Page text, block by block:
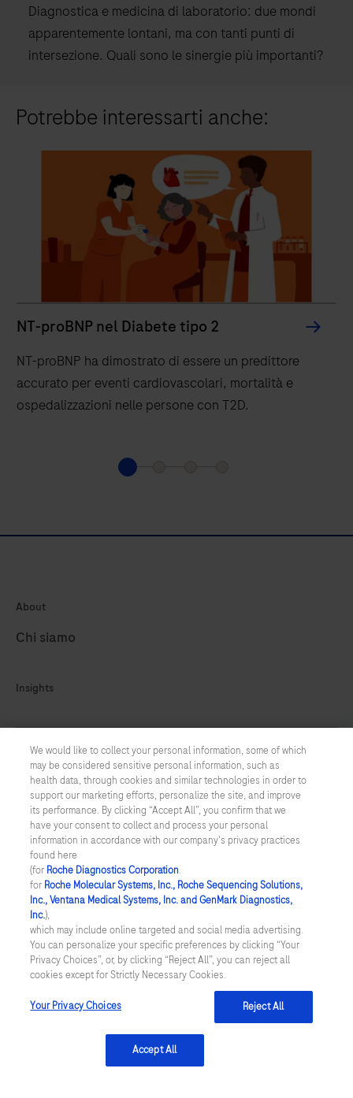
Diagnostica e medicina di laboratorio: due mondi
apparentemente lontani, ma con tanti punti di
intersezione. Quali sono le sinergie più importanti?
Potrebbe interessarti anche:
NT-proBNP nel Diabete tipo 2
NT-proBNP ha dimostrato di essere un predittore
accurato per eventi cardiovascolari, mortalità e
ospedalizzazioni nelle persone con T2D.
About
Chi siamo
Insights
facebooktwitter youtube linkedin
Termini e condizioni
Informativa Cookie
Informativa Privacy
© 2026 © 2026 F. Hoffmann-La Roche Ltd
Ultimo aggiornamento 06.08.2026
Questo sito contiene informazioni su prodotti che sono rivolte ad
un elevato numero di utenti e può contenere dettagli o
informazioni sui prodotti altrimenti non accessibili o validi nel
l'accesso a tali informazioni che possono non essere in linea con
processi, regolamenti, registrazioni o utilizzi legali del vostro paese
We would like to collect your personal information, some of which
may be considered sensitive personal information, such as
health data, through cookies and similar technologies in order to
support our marketing efforts, personalize the site, and improve
its performance. By clicking “Accept All”, you confirm that we
have your consent to collect and process your personal
information in accordance with our company's privacy practices
found here
(for Roche Diagnostics Corporation.
for Roche Molecular Systems, Inc., Roche Sequencing Solutions,
Inc., Ventana Medical Systems, Inc. and GenMark Diagnostics,
Inc.),
which may include online targeted and social media advertising.
You can personalize your specific preferences by clicking “Your
Privacy Choices”, or, by clicking “Reject All”, you can reject all
cookies except for Strictly Necessary Cookies.
Your Privacy Choices Reject All
Accept All